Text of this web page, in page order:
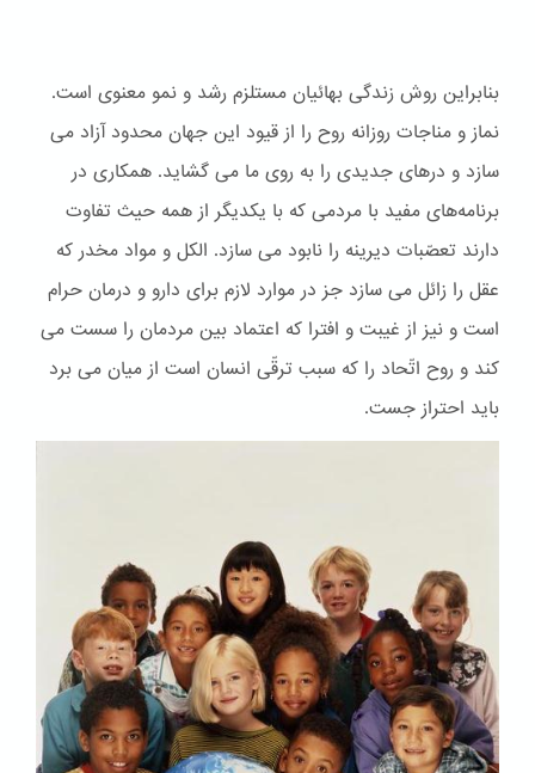
بنابراین روش زندگی بهائیان مستلزم رشد و نمو معنوی است.
نماز و مناجات روزانه روح را از قیود این جهان محدود آزاد می
سازد و درهای جدیدی را به روی ما می گشاید. همکاری در
برنامه‌های مفید با مردمی که با یکدیگر از همه حیث تفاوت
دارند تعصّبات دیرینه را نابود می سازد. الكل و مواد مخدر که
عقل را زائل می سازد جز در موارد لازم برای دارو و درمان حرام
است و نیز از غیبت و افترا که اعتماد بین مردمان را سست می
کند و روح اتّحاد را که سبب ترقّی انسان است از میان می برد
باید احتراز جست.